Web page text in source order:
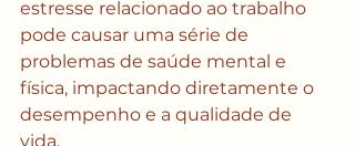
estresse relacionado ao trabalho
pode causar uma série de
problemas de saúde mental e
física, impactando diretamente o
desempenho e a qualidade de
vida.